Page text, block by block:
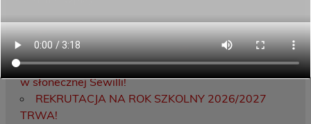
Porozumienie o współpracy z 16 Dolnośląską
Brygadą Obrony Terytorialnej
Zakończyliśmy dwutygodniowy staż zawodowy
w słonecznej Sewilli!
REKRUTACJA NA ROK SZKOLNY 2026/2027
TRWA!